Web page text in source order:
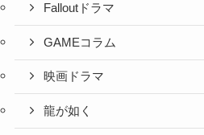
Falloutドラマ
GAMEコラム
映画ドラマ
龍が如く